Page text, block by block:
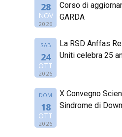
28
NOV
2026
Corso di
GARDA
SAB
24
OTT
2026
La RSD Anffas
Uniti celebra 25
DOM
18
OTT
2026
X Convegno
Sindrome di